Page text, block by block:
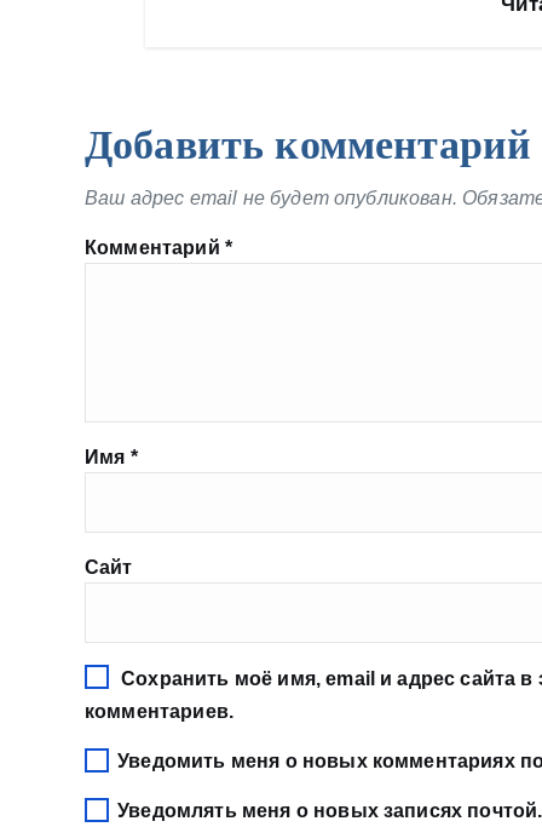
Добавить комментарий
Ваш адрес email не будет опубликован.
Комментарий *
Имя *
Сайт
Сохранить моё имя, email и адрес сайта
комментариев.
Уведомить меня о новых комментариях
Уведомлять меня о новых записях почтой.